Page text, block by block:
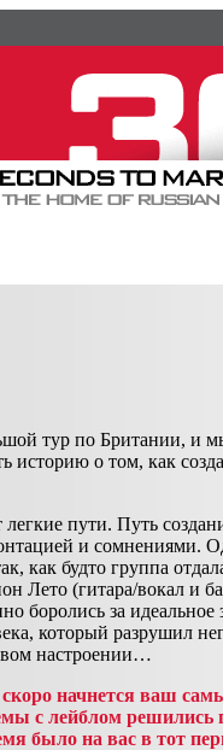
тур по Британии, и
историю о том, как
пути. Путь
и сомнениями.
как будто группа
Лето (гитара/вокал и
боролись за идеальное
который разрушил
настроении…
начнется ваш
с лейблом решились
было на вас в тот